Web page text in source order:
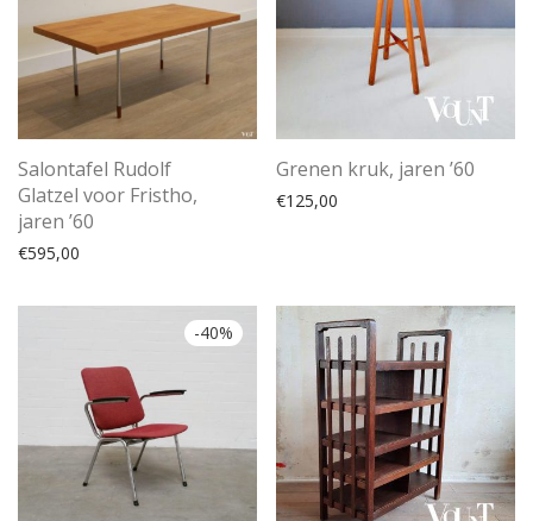
Salontafel Rudolf
Glatzel voor Fristho,
jaren ’60
€595,00
Grenen kruk, jaren ’60
€125,00
-40%